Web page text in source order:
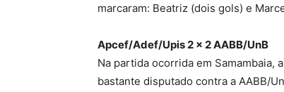
marcaram: Beatriz (dois gols) e
Apcef/Adef/Upis 2 x 2 AABB/UnB
Na partida ocorrida em Samambaia,
bastante disputado contra a AABB/